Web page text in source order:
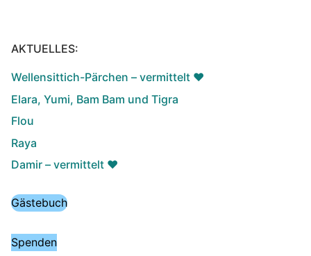
AKTUELLES:
Wellensittich-Pärchen – vermittelt ♥️
Elara, Yumi, Bam Bam und Tigra
Flou
Raya
Damir – vermittelt ♥️
Gästebuch
Spenden